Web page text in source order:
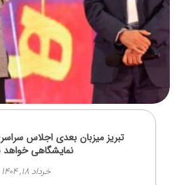
تبریز میزبان بعدی اجلاس
نمایشگاهی خواهد
خرداد ۱۸, ۱۴۰۴